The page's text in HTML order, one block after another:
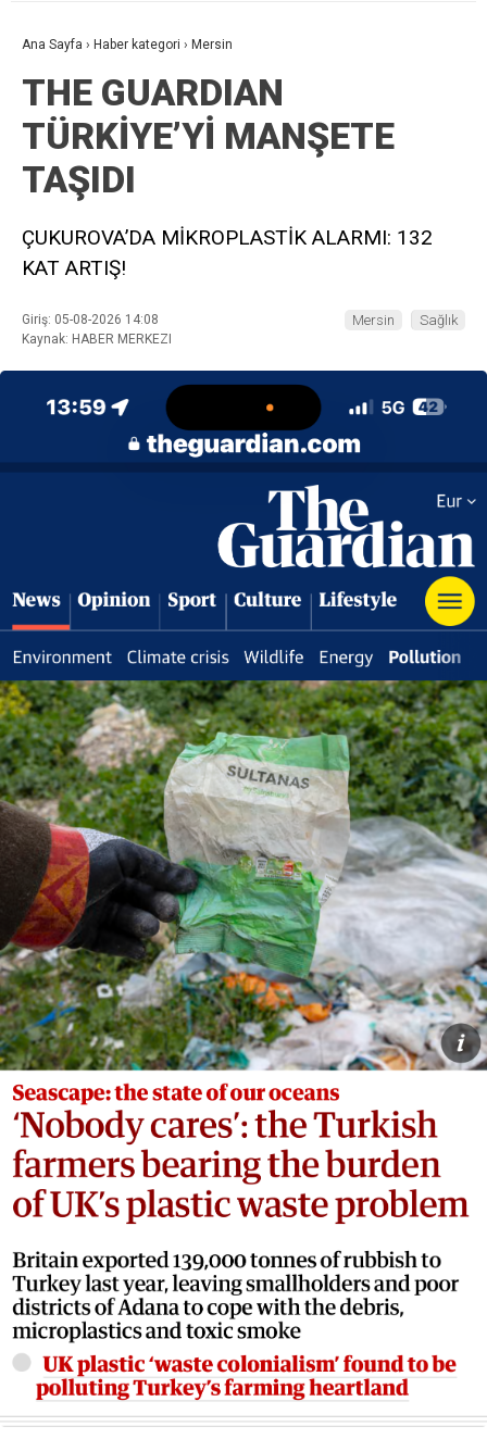
Ana Sayfa › Haber kategori › Mersin
THE GUARDIAN
TÜRKİYE’Yİ MANŞETE
TAŞIDI
ÇUKUROVA’DA MİKROPLASTİK ALARMI: 132
KAT ARTIŞ!
Giriş: 05-08-2026 14:08
Kaynak: HABER MERKEZI
Mersin Sağlık